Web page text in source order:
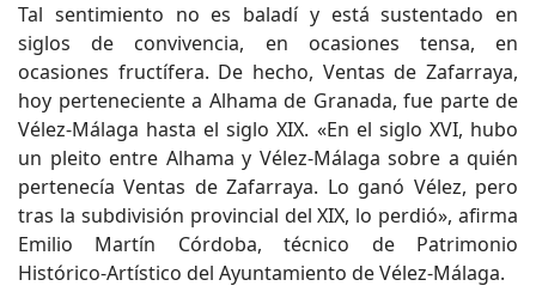
Tal sentimiento no es baladí y está sustentado en
siglos de convivencia, en ocasiones tensa, en
ocasiones fructífera. De hecho, Ventas de Zafarraya,
hoy perteneciente a Alhama de Granada, fue parte de
Vélez-Málaga hasta el siglo XIX. «En el siglo XVI, hubo
un pleito entre Alhama y Vélez-Málaga sobre a quién
pertenecía Ventas de Zafarraya. Lo ganó Vélez, pero
tras la subdivisión provincial del XIX, lo perdió», afirma
Emilio Martín Córdoba, técnico de Patrimonio
Histórico-Artístico del Ayuntamiento de Vélez-Málaga.